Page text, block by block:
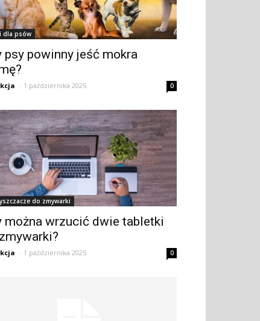
dla psów
psy powinny jeść mokra
- 1 października 2025 0
do zmywarki
można wrzucić dwie tabletki
- 1 października 2025 0